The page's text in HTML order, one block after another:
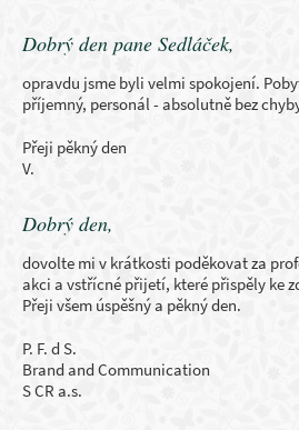
Dobrý den pane Sedláček,
opravdu jsme byli velmi spokojení.
příjemný, personál - absolutně bez
Přeji pěkný den
V.
Dobrý den,
dovolte mi v krátkosti poděkovat za
akci a vstřícné přijetí, které přispěly ke
Přeji všem úspěšný a pěkný den.
P. F. d S.
Brand and Communication
S CR a.s.